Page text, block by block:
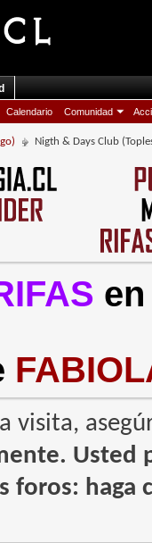
Calendario Comunidad
Nigth & Days Club
en
visita,
Usted
foros: haga